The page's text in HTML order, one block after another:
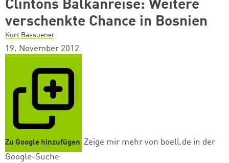
Clintons Balkanreise: Weitere
verschenkte Chance in Bosnien
Kurt Bassuener
19. November 2012
Zu Google hinzufügen Zeige mir mehr von boell.de in der
Google-Suche